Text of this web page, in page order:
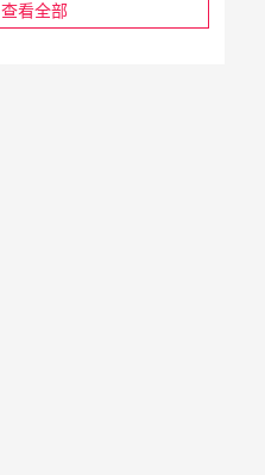
查看全部